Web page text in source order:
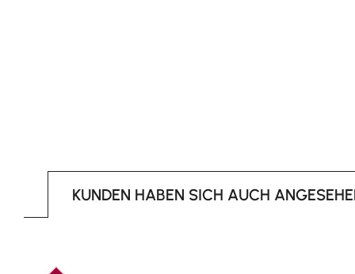
KUNDEN HABEN SICH AUCH